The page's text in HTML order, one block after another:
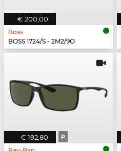
€ 200,00
Boss
BOSS 1724/S - 2M2/9O
€ 192,80 P